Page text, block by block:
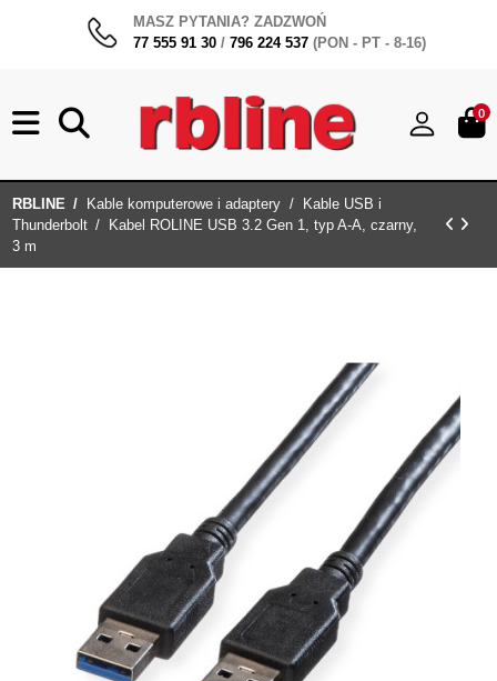
MASZ PYTANIA? ZADZWOŃ
77 555 91 30 / 796 224 537 (PON - PT - 8-16)
0
RBLINE Kable komputerowe i adaptery
Kable USB i
Thunderbolt
Kabel ROLINE USB 3.2 Gen 1, typ A-A, czarny,
3 m